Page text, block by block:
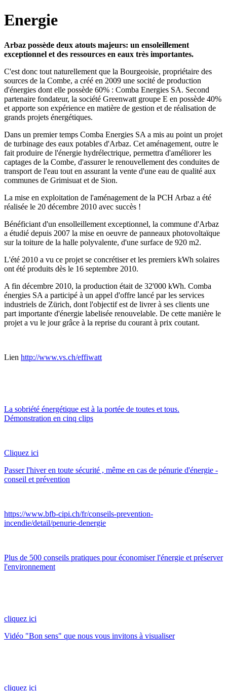
Energie
Arbaz possède deux atouts majeurs: un ensoleillement
exceptionnel et des ressources en eaux très importantes.
C'est donc tout naturellement que la Bourgeoisie, propriétaire des
sources de la Combe, a créé en 2009 une socité de production
d'énergies dont elle possède 60% : Comba Energies SA. Second
partenaire fondateur, la société Greenwatt groupe E en possède 40%
et apporte son expérience en matière de gestion et de réalisation de
grands projets énergétiques.
Dans un premier temps Comba Energies SA a mis au point un projet
de turbinage des eaux potables d'Arbaz. Cet aménagement, outre le
fait produire de l'énergie hydrélectrique, permettra d'améliorer les
captages de la Combe, d'assurer le renouvellement des conduites de
transport de l'eau tout en assurant la vente d'une eau de qualité aux
communes de Grimisuat et de Sion.
La mise en exploitation de l'aménagement de la PCH Arbaz a été
réalisée le 20 décembre 2010 avec succès !
Bénéficiant d'un ensolleillement exceptionnel, la commune d'Arbaz
a étudié depuis 2007 la mise en oeuvre de panneaux photovoltaïque
sur la toiture de la halle polyvalente, d'une surface de 920 m2.
L'été 2010 a vu ce projet se concrétiser et les premiers kWh solaires
ont été produits dès le 16 septembre 2010.
A fin décembre 2010, la production était de 32'000 kWh. Comba
énergies SA a participé à un appel d'offre lancé par les services
industriels de Zürich, dont l'objectif est de livrer à ses clients une
part importante d'énergie labelisée renouvelable. De cette manière le
projet a vu le jour grâce à la reprise du courant à prix coutant.
Lien http://www.vs.ch/effiwatt
La sobriété énergétique est à la portée de toutes et tous.
Démonstration en cinq clips
Cliquez ici
Passer l'hiver en toute sécurité , même en cas de pénurie d'énergie -
conseil et prévention
https://www.bfb-cipi.ch/fr/conseils-prevention-
incendie/detail/penurie-denergie
Plus de 500 conseils pratiques pour économiser l'énergie et préserver
l'environnement
cliquez ici
Vidéo "Bon sens" que nous vous invitons à visualiser
cliquez ici